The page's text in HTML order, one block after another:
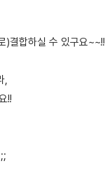
)결합하실 수 있구요~~!!
,
!!